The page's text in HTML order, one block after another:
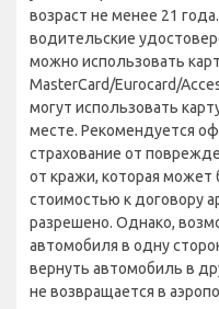
возраст не менее 21
водительские
можно использовать
MasterCard/Eurocard/
могут использовать
месте. Рекомендуется
страхование от
от кражи, которая
стоимостью к договору
разрешено. Однако,
автомобиля в одну
вернуть автомобиль в
не возвращается в